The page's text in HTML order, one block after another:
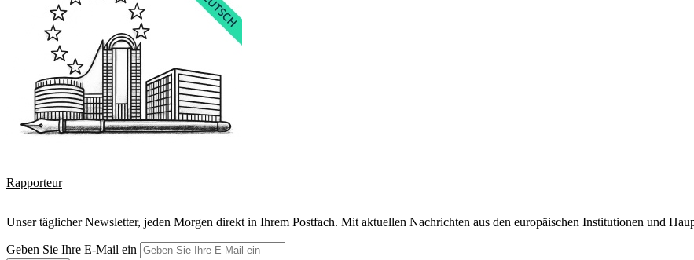
Rapporteur
Unser täglicher Newsletter, jeden Morgen direkt in Ihrem Postfach. Mit aktuellen Nachrichten aus den europäischen Institutionen und
Geben Sie Ihre E-Mail ein